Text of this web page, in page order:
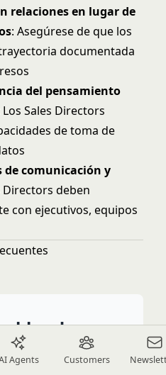
Agents Customers
relaciones en lugar de
: Asegúrese de que los
documentada
del pensamiento
Los Sales Directors
de toma de
comunicación y
Directors deben
con ejecutivos, equipos
de
y